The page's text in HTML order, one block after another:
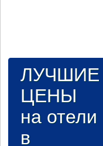
ЛУЧШИЕ
ЦЕНЫ
на отели
в